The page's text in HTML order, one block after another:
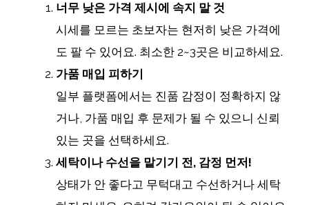
너무 낮은 가격 제시에 속지 말 것
시세를 모르는 초보자는 현저히 낮은 가격에
도 팔 수 있어요. 최소한 2~3곳은 비교하세요.
가품 매입 피하기
일부 플랫폼에서는 진품 감정이 정확하지 않
거나, 가품 매입 후 문제가 될 수 있으니 신뢰
있는 곳을 선택하세요.
세탁이나 수선을 맡기기 전, 감정 먼저!
상태가 안 좋다고 무턱대고 수선하거나 세탁